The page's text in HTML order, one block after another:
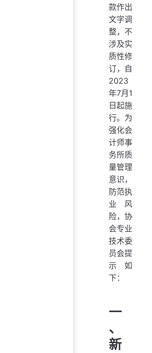
款作出
文字调
整，不
涉及实
质性修
订，自
2023
年7月1
日起施
行。为
强化会
计师事
务所质
量管理
意识，
防范执
业风
险，协
会专业
技术委
员会提
示如
下：
一
、
新